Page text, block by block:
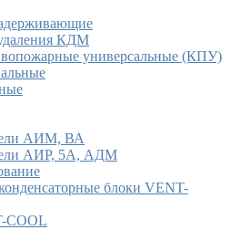
КДМ
универсальные (КПУ)
АИМ, ВА
АИР, 5А, АДМ
блоки VENT-
COOL